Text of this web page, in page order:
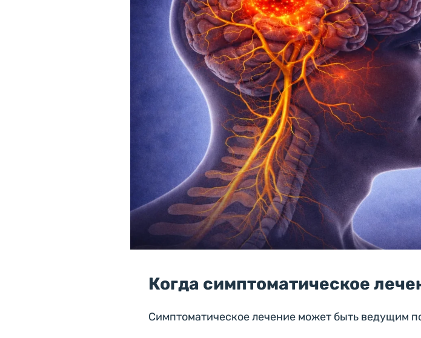
Когда симптоматическое
Симптоматическое лечение может быть ведущим